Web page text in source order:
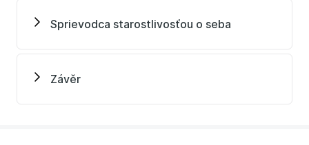
každému, kto chce vedieť
Sprievodca starostlivosťou o seba
Závěr